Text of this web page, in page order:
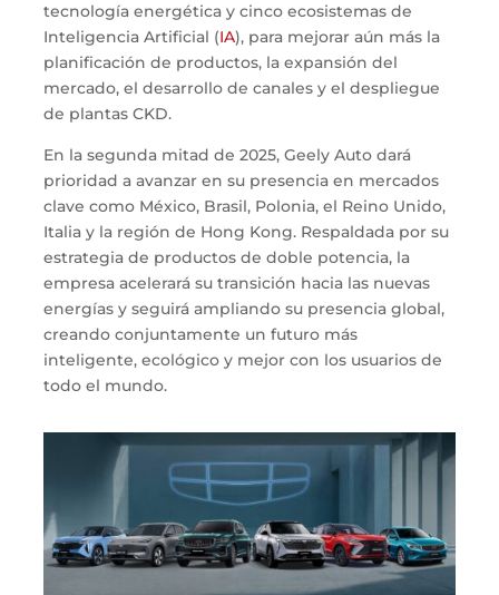
tecnología energética y cinco ecosistemas de
Inteligencia Artificial (IA), para mejorar aún más la
planificación de productos, la expansión del
mercado, el desarrollo de canales y el despliegue
de plantas CKD.
En la segunda mitad de 2025, Geely Auto dará
prioridad a avanzar en su presencia en mercados
clave como México, Brasil, Polonia, el Reino Unido,
Italia y la región de Hong Kong. Respaldada por su
estrategia de productos de doble potencia, la
empresa acelerará su transición hacia las nuevas
energías y seguirá ampliando su presencia global,
creando conjuntamente un futuro más
inteligente, ecológico y mejor con los usuarios de
todo el mundo.